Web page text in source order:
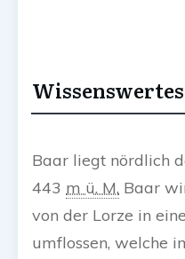
Baar liegt nördlich
443 m ü. M. Baar
von der Lorze in
umflossen, welche